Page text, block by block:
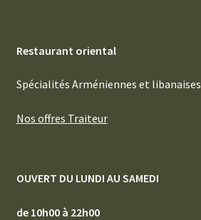
Restaurant oriental
Spécialités Arméniennes et libanaises
Nos offres Traiteur
OUVERT DU LUNDI AU SAMEDI
de 10h00 à 22h00